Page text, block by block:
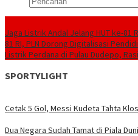
Jaga Listrik Andal Jelang HUT ke-81
81 RI, PLN Dorong Digitalisasi
Listrik Perdana di Pulau Dudepo,
SPORTYLIGHT
Cetak 5 Gol, Messi Kudeta Tahta
Dua Negara Sudah Tamat di Piala